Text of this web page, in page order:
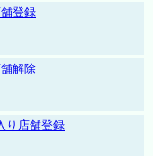
登録
解除
り店舗登録